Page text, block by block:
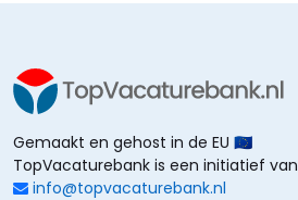
Gemaakt en gehost in de EU 🇪🇺
TopVacaturebank is een initiatief van
info@topvacaturebank.nl